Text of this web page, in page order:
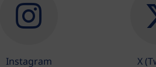
Instagram X